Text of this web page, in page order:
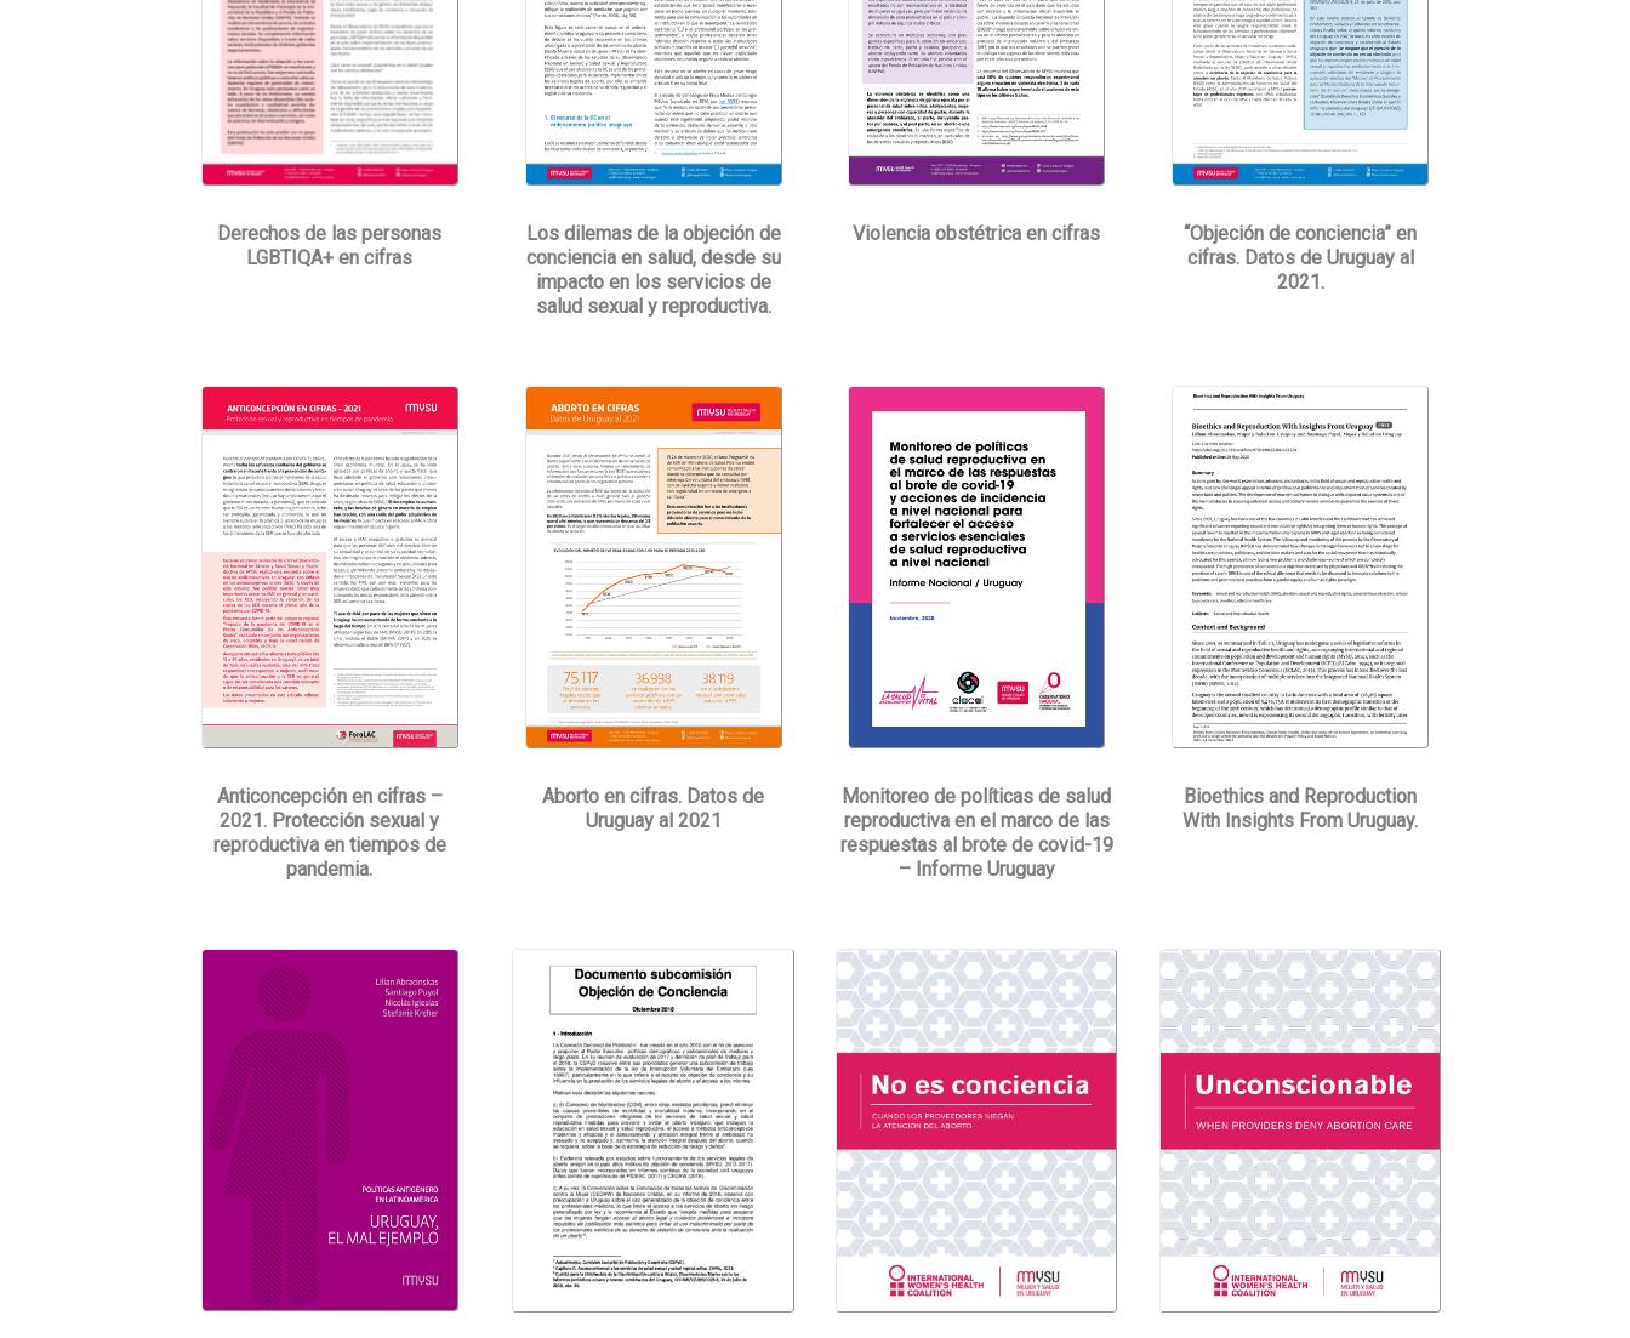
Derechos de las personas
LGBTIQA+ en cifras
Los dilemas de la objeción de
conciencia en salud, desde su
impacto en los servicios de
salud sexual y reproductiva.
Violencia obstétrica en cifras
“Objeción de conciencia” en
cifras. Datos de Uruguay al
2021.
Anticoncepción en cifras –
2021. Protección sexual y
reproductiva en tiempos de
pandemia.
Aborto en cifras. Datos de
Uruguay al 2021
Monitoreo de políticas de salud
reproductiva en el marco de las
respuestas al brote de covid-19
– Informe Uruguay
Bioethics and Reproduction
With Insights From Uruguay.